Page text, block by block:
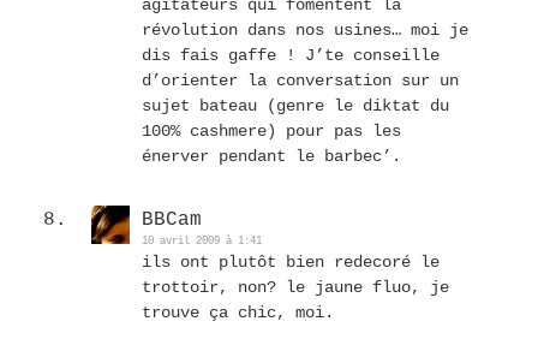
agitateurs qui fomentent la
révolution dans nos usines… moi je
dis fais gaffe ! J’te conseille
d’orienter la conversation sur un
sujet bateau (genre le diktat du
100% cashmere) pour pas les
énerver pendant le barbec’.
BBCam
10 avril 2009 à 1:41
ils ont plutôt bien redecoré le
trottoir, non? le jaune fluo, je
trouve ça chic, moi.